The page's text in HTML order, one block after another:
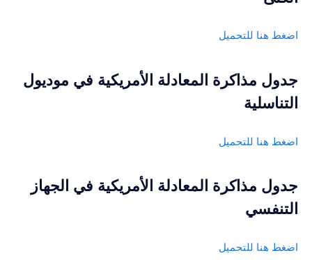
اضغط هنا للتحميل
جدول مذاكرة المعادلة الأمريكية في موديول
التناسلية
اضغط هنا للتحميل
جدول مذاكرة المعادلة الأمريكية في الجهاز
التنفسي
اضغط هنا للتحميل